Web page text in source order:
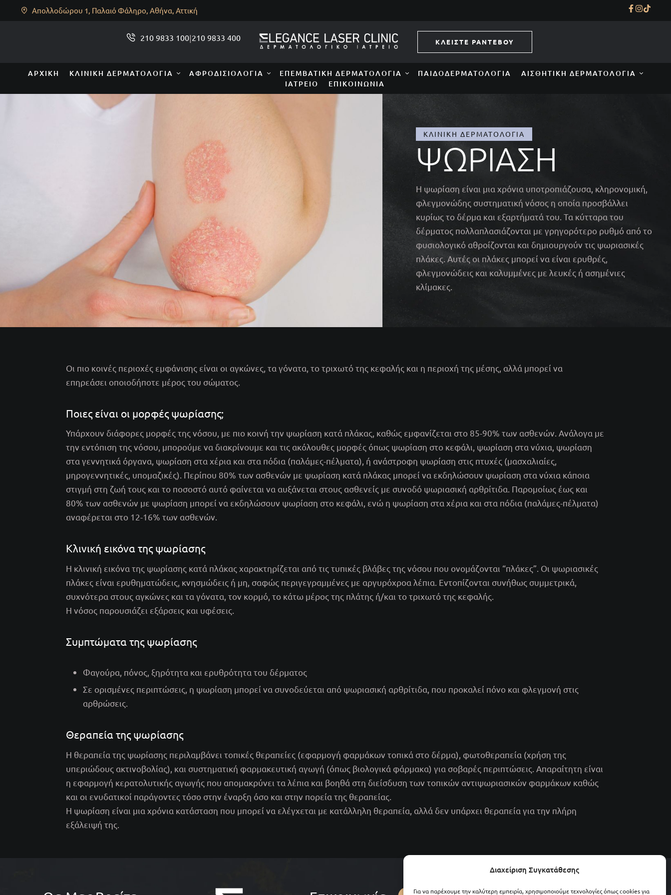
Διαχείριση Συγκατάθεσης
Για να παρέχουμε την καλύτερη εμπειρία, χρησιμοποιούμε τεχνολογίες όπως cookies για
Απολλοδώρου 1, Παλαιό Φάληρο, Αθήνα, Αττική
210 9833 400
|
210 9833 100 ΚΛΕΙΣΤΕ ΡΑΝΤΕΒΟΥ
ΑΡΧΙΚΉ ΚΛΙΝΙΚΉ ΔΕΡΜΑΤΟΛΟΓΊΑ ΑΦΡΟΔΙΣΙΟΛΟΓΊΑ ΕΠΕΜΒΑΤΙΚΉ ΔΕΡΜΑΤΟΛΟΓΊΑ ΠΑΙΔΟΔΕΡΜΑΤΟΛΟΓΊΑ
ΑΙΣΘΗΤΙΚΉ ΔΕΡΜΑΤΟΛΟΓΊΑ
ΙΑΤΡΕΊΟ
ΕΠΙΚΟΙΝΩΝΊΑ
ΚΛΙΝΙΚΉ ΔΕΡΜΑΤΟΛΟΓΊΑ
ΨΩΡΊΑΣΗ
Η ψωρίαση είναι μια χρόνια υποτροπιάζουσα, κληρονομική,
φλεγμονώδης συστηματική νόσος η οποία προσβάλλει
κυρίως το δέρμα και εξαρτήματά του. Τα κύτταρα του
δέρματος πολλαπλασιάζονται με γρηγορότερο ρυθμό από το
φυσιολογικό αθροίζονται και δημιουργούν τις ψωριασικές
πλάκες. Αυτές οι πλάκες μπορεί να είναι ερυθρές,
φλεγμονώδεις και καλυμμένες με λευκές ή ασημένιες
κλίμακες.
Οι πιο κοινές περιοχές εμφάνισης είναι οι αγκώνες, τα γόνατα, το τριχωτό της κεφαλής και η περιοχή της μέσης, αλλά μπορεί να
επηρεάσει οποιοδήποτε μέρος του σώματος.
Ποιες είναι οι μορφές ψωρίασης;
Υπάρχουν διάφορες μορφές της νόσου, με πιο κοινή την ψωρίαση κατά πλάκας, καθώς εμφανίζεται στο 85-90% των ασθενών. Ανάλογα με
την εντόπιση της νόσου, μπορούμε να διακρίνουμε και τις ακόλουθες μορφές όπως ψωρίαση στο κεφάλι, ψωρίαση στα νύχια, ψωρίαση
στα γεννητικά όργανα, ψωρίαση στα χέρια και στα πόδια (παλάμες-πέλματα), ή ανάστροφη ψωρίαση στις πτυχές (μασχαλιαίες,
μηρογεννητικές, υπομαζικές). Περίπου 80% των ασθενών με ψωρίαση κατά πλάκας μπορεί να εκδηλώσουν ψωρίαση στα νύχια κάποια
στιγμή στη ζωή τους και το ποσοστό αυτό φαίνεται να αυξάνεται στους ασθενείς με συνοδό ψωριασική αρθρίτιδα. Παρομοίως έως και
80% των ασθενών με ψωρίαση μπορεί να εκδηλώσουν ψωρίαση στο κεφάλι, ενώ η ψωρίαση στα χέρια και στα πόδια (παλάμες-πέλματα)
αναφέρεται στο 12-16% των ασθενών.
Κλινική εικόνα της ψωρίασης
Η κλινική εικόνα της ψωρίασης κατά πλάκας χαρακτηρίζεται από τις τυπικές βλάβες της νόσου που ονομάζονται “πλάκες”. Οι ψωριασικές
πλάκες είναι ερυθηματώδεις, κνησμώδεις ή μη, σαφώς περιγεγραμμένες με αργυρόχροα λέπια. Εντοπίζονται συνήθως συμμετρικά,
συχνότερα στους αγκώνες και τα γόνατα, τον κορμό, το κάτω μέρος της πλάτης ή/και το τριχωτό της κεφαλής.
Η νόσος παρουσιάζει εξάρσεις και υφέσεις.
Συμπτώματα της ψωρίασης
Φαγούρα, πόνος, ξηρότητα και ερυθρότητα του δέρματος
Σε ορισμένες περιπτώσεις, η ψωρίαση μπορεί να συνοδεύεται από ψωριασική αρθρίτιδα, που προκαλεί πόνο και φλεγμονή στις
αρθρώσεις.
Θεραπεία της ψωρίασης
Η θεραπεία της ψωρίασης περιλαμβάνει τοπικές θεραπείες (εφαρμογή φαρμάκων τοπικά στο δέρμα), φωτοθεραπεία (χρήση της
υπεριώδους ακτινοβολίας), και συστηματική φαρμακευτική αγωγή (όπως βιολογικά φάρμακα) για σοβαρές περιπτώσεις. Απαραίτητη είναι
η εφαρμογή κερατολυτικής αγωγής που απομακρύνει τα λέπια και βοηθά στη διείσδυση των τοπικών αντιψωριασικών φαρμάκων καθώς
και οι ενυδατικοί παράγοντες τόσο στην έναρξη όσο και στην πορεία της θεραπείας.
Η ψωρίαση είναι μια χρόνια κατάσταση που μπορεί να ελέγχεται με κατάλληλη θεραπεία, αλλά δεν υπάρχει θεραπεία για την πλήρη
εξάλειψή της.